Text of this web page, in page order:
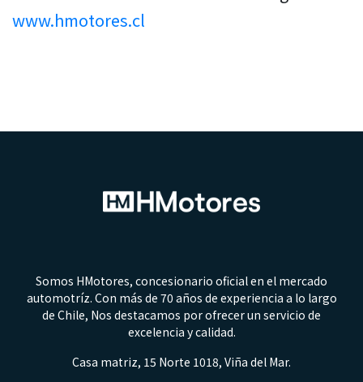
www.hmotores.cl
Somos HMotores, concesionario oficial en el mercado
automotríz. Con más de 70 años de experiencia a lo largo
de Chile, Nos destacamos por ofrecer un servicio de
excelencia y calidad.
Casa matriz, 15 Norte 1018, Viña del Mar.